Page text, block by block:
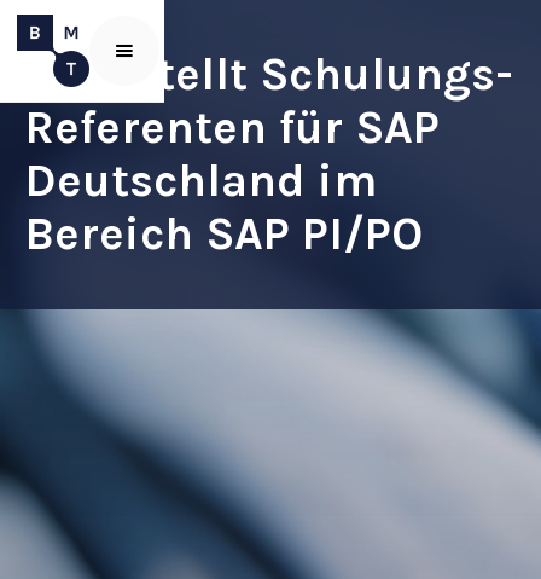
BMT stellt Schulungs-
Referenten für SAP
Deutschland im
Bereich SAP PI/PO